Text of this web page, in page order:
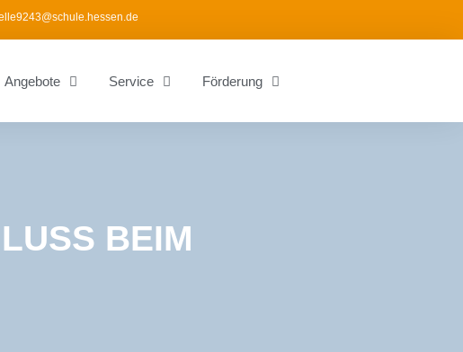
Angebote Service Förderung
BEIM